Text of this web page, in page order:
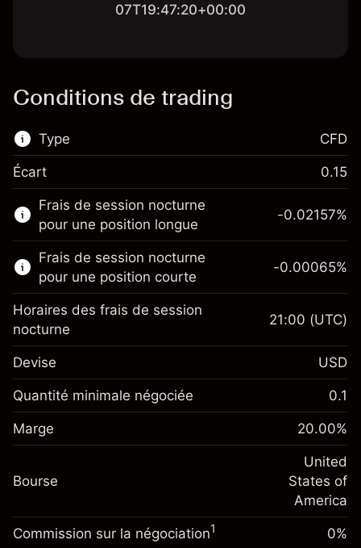
07T19:47:20+00:00
Conditions de trading
Type
Ce marché financier est disponible pour le
trading de CFD.
En savoir plus sur :
CFD
CFD
Écart 0.15
Frais de session nocturne
pour une position longue
Marge. Votre
investissement
Ajustement des fonds de
Frais sur la valeur totale de la
-0.021568
%
(-$1.08)
Taille de la position avec effet de levier
Valeur nominale avec effet de levier
-0.02157%
Frais de session nocturne
pour une position courte
Marge. Votre
$1,000.00
de overnight
position
-0.000654
%
(-$0.03)
Taille de la position avec effet de levier
-0.00065%
Horaires des frais de session
nocturne
21:00 (UTC)
Devise USD
Quantité minimale négociée 0.1
Marge 20.00%
Bourse
United
States of
America
Commission sur la négociation1 0%